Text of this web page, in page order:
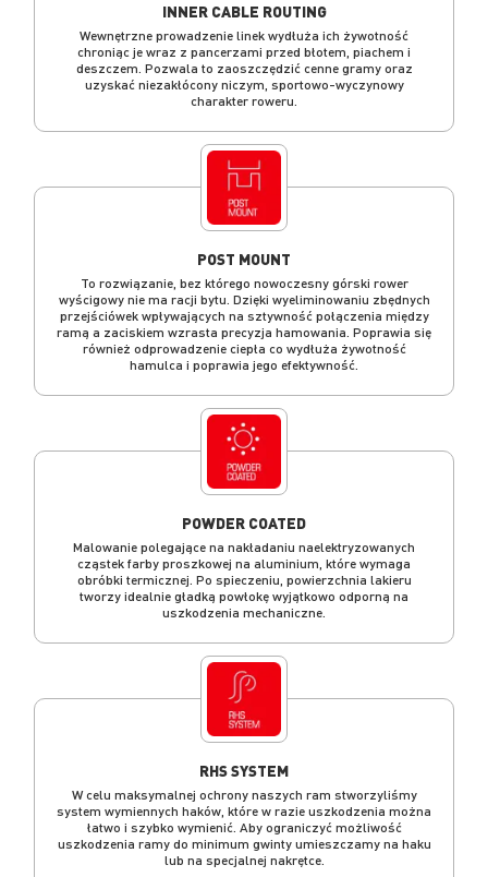
INNER CABLE ROUTING
Wewnętrzne prowadzenie linek wydłuża ich żywotność
chroniąc je wraz z pancerzami przed błotem, piachem i
deszczem. Pozwala to zaoszczędzić cenne gramy oraz
uzyskać niezakłócony niczym, sportowo-wyczynowy
charakter roweru.
POST MOUNT
To rozwiązanie, bez którego nowoczesny górski rower
wyścigowy nie ma racji bytu. Dzięki wyeliminowaniu zbędnych
przejściówek wpływających na sztywność połączenia między
ramą a zaciskiem wzrasta precyzja hamowania. Poprawia się
również odprowadzenie ciepła co wydłuża żywotność
hamulca i poprawia jego efektywność.
POWDER COATED
Malowanie polegające na nakładaniu naelektryzowanych
cząstek farby proszkowej na aluminium, które wymaga
obróbki termicznej. Po spieczeniu, powierzchnia lakieru
tworzy idealnie gładką powłokę wyjątkowo odporną na
uszkodzenia mechaniczne.
RHS SYSTEM
W celu maksymalnej ochrony naszych ram stworzyliśmy
system wymiennych haków, które w razie uszkodzenia można
łatwo i szybko wymienić. Aby ograniczyć możliwość
uszkodzenia ramy do minimum gwinty umieszczamy na haku
lub na specjalnej nakrętce.